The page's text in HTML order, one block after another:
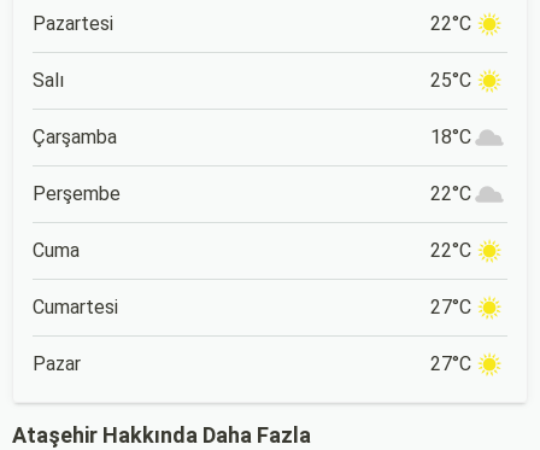
Pazartesi 22°C
Salı 25°C
Çarşamba 18°C
Perşembe 22°C
Cuma 22°C
Cumartesi 27°C
Pazar 27°C
Ataşehir Hakkında Daha Fazla